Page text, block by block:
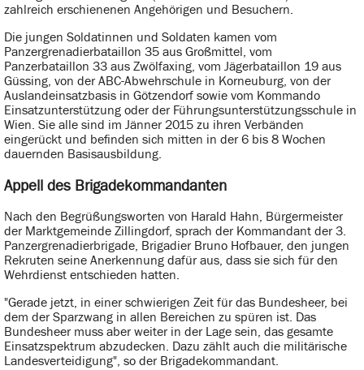
zahlreich erschienenen Angehörigen und Besuchern.
Die jungen Soldatinnen und Soldaten kamen vom
Panzergrenadierbataillon 35 aus Großmittel, vom
Panzerbataillon 33 aus Zwölfaxing, vom Jägerbataillon 19 aus
Güssing, von der ABC-Abwehrschule in Korneuburg, von der
Auslandeinsatzbasis in Götzendorf sowie vom Kommando
Einsatzunterstützung oder der Führungsunterstützungsschule in
Wien. Sie alle sind im Jänner 2015 zu ihren Verbänden
eingerückt und befinden sich mitten in der 6 bis 8 Wochen
dauernden Basisausbildung.
Appell des Brigadekommandanten
Nach den Begrüßungsworten von Harald Hahn, Bürgermeister
der Marktgemeinde Zillingdorf, sprach der Kommandant der 3.
Panzergrenadierbrigade, Brigadier Bruno Hofbauer, den jungen
Rekruten seine Anerkennung dafür aus, dass sie sich für den
Wehrdienst entschieden hatten.
"Gerade jetzt, in einer schwierigen Zeit für das Bundesheer, bei
dem der Sparzwang in allen Bereichen zu spüren ist. Das
Bundesheer muss aber weiter in der Lage sein, das gesamte
Einsatzspektrum abzudecken. Dazu zählt auch die militärische
Landesverteidigung", so der Brigadekommandant.